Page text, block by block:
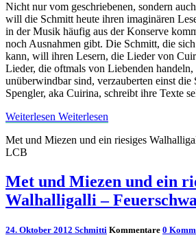
Nicht nur vom geschriebenen, sondern
will die Schmitt heute ihren imaginären
in der Musik häufig aus der Konserve
noch Ausnahmen gibt. Die Schmitt, die
kann, will ihren Lesern, die Lieder von
Lieder, die oftmals von Liebenden
unüberwindbar sind, verzauberten einst die
Spengler, aka Cuirina, schreibt ihre Texte
Weiterlesen Weiterlesen
Met und Miezen und ein riesiges
LCB
Met und Miezen und ein
Walhalligalli –
24. Oktober 2012 Schmitti Kommentare 0